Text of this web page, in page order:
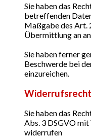
Sie haben das
betreffenden
Maßgabe des Art.
Übermittlung an
Sie haben ferner
Beschwerde bei
einzureichen.
Widerrufsrecht
Sie haben das
Abs. 3 DSGVO
widerrufen